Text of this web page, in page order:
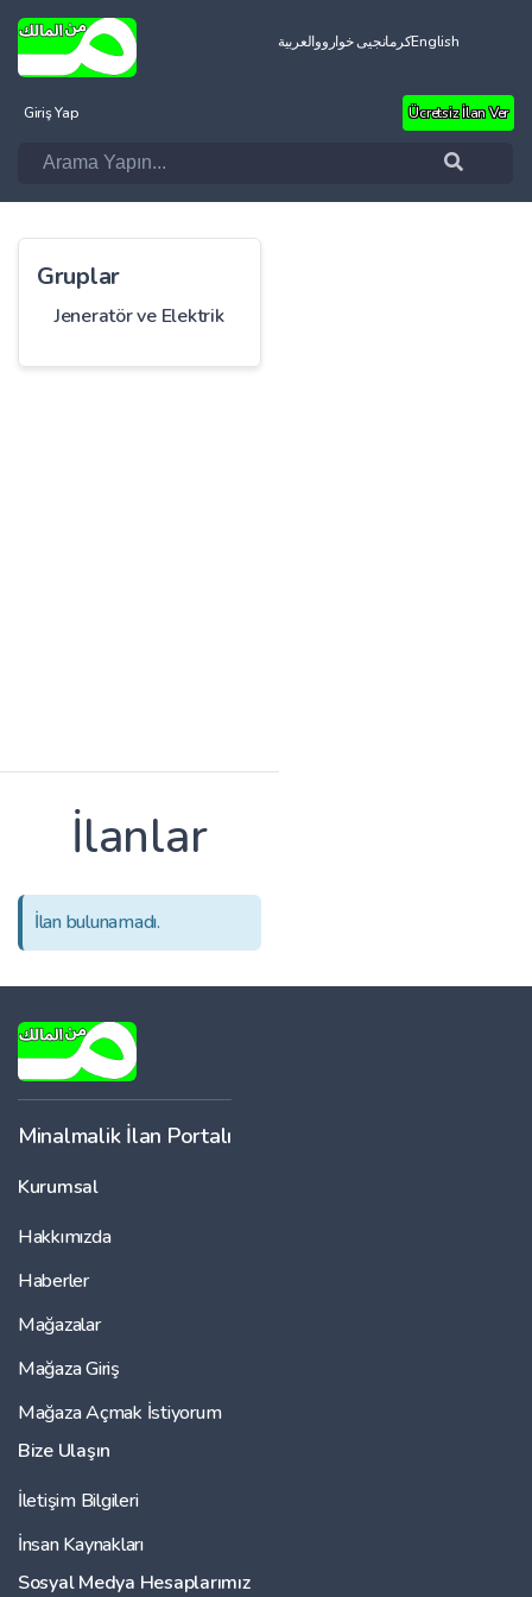
العربيةکرمانجیی خوارووEnglish
Giriş Yap Ücretsiz İlan Ver
Gruplar
Jeneratör ve Elektrik
İlanlar
İlan bulunamadı.
Minalmalik İlan Portalı
Kurumsal
Hakkımızda
Haberler
Mağazalar
Mağaza Giriş
Mağaza Açmak İstiyorum
Bize Ulaşın
İletişim Bilgileri
İnsan Kaynakları
Sosyal Medya Hesaplarımız